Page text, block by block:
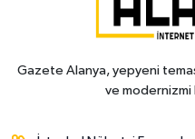
Gazete Alanya, yepyeni
ve modernizmi